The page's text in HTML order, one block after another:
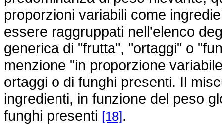
proporzioni variabili come
essere raggruppati nell'elenco
generica di "frutta", "ortaggi" o
menzione "in proporzione
ortaggi o di funghi presenti. Il
ingredienti, in funzione del peso
funghi presenti [18].